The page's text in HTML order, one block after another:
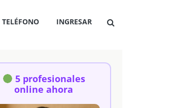
TELÉFONO INGRESAR
5 profesionales
online ahora